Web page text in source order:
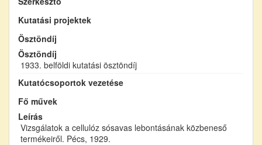
Kutatási projektek
Ösztöndíj
Ösztöndíj
1933. belföldi kutatási ösztöndíj
Kutatócsoportok vezetése
Fő művek
Leírás
Vizsgálatok a cellulóz sósavas lebontásának közbeneső
termékeiről. Pécs, 1929.